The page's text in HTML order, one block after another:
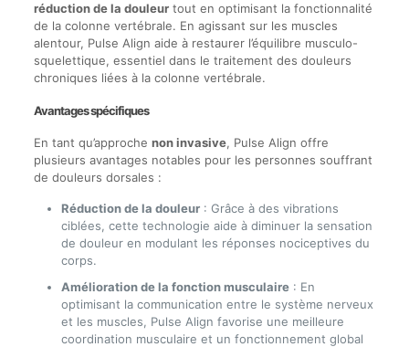
réduction de la douleurtout en optimisant la fonctionnalité
de la colonne vertébrale. En agissant sur les muscles
alentour, Pulse Align aide à restaurer l’équilibre musculo-
squelettique, essentiel dans le traitement des douleurs
chroniques liées à la colonne vertébrale.
Avantages spécifiques
En tant qu’approche non invasive, Pulse Align offre
plusieurs avantages notables pour les personnes souffrant
de douleurs dorsales :
Réduction de la douleur: Grâce à des vibrations
ciblées, cette technologie aide à diminuer la sensation
de douleur en modulant les réponses nociceptives du
corps.
Amélioration de la fonction musculaire: En
optimisant la communication entre le système nerveux
et les muscles, Pulse Align favorise une meilleure
coordination musculaire et un fonctionnement global